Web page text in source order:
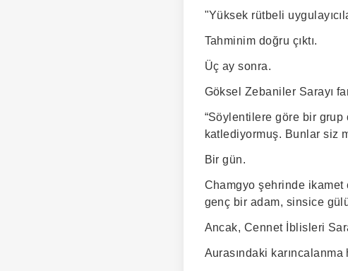
"Yüksek rütbeli
Tahminim doğru çıktı.
Üç ay sonra.
Göksel Zebaniler Sarayı
“Söylentilere göre bir grup
katlediyormuş. Bunlar siz
Bir gün.
Chamgyo şehrinde ikamet
genç bir adam, sinsice
Ancak, Cennet İblisleri
Aurasındaki karıncalanma